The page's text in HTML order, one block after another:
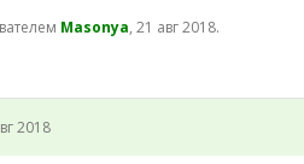
Masonya,21 авг 2018.
2018